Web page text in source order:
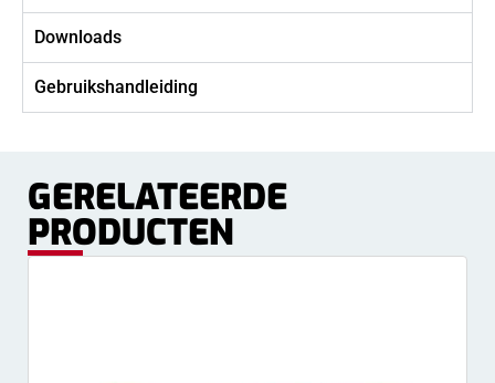
Downloads
Gebruikshandleiding
GERELATEERDE
PRODUCTEN